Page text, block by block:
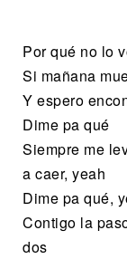
Por qué no lo
Si mañana
Y espero
Dime pa qué
Siempre me
a caer, yeah
Dime pa qué,
Contigo la
dos